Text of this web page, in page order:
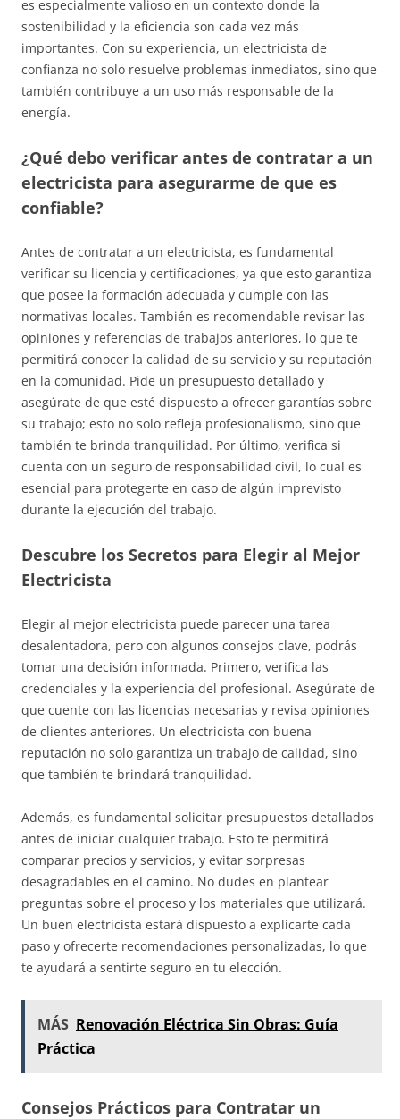
es especialmente valioso en un contexto donde la
sostenibilidad y la eficiencia son cada vez más
importantes. Con su experiencia, un electricista de
confianza no solo resuelve problemas inmediatos, sino que
también contribuye a un uso más responsable de la
energía.
¿Qué debo verificar antes de contratar a un
electricista para asegurarme de que es
confiable?
Antes de contratar a un electricista, es fundamental
verificar su licencia y certificaciones, ya que esto garantiza
que posee la formación adecuada y cumple con las
normativas locales. También es recomendable revisar las
opiniones y referencias de trabajos anteriores, lo que te
permitirá conocer la calidad de su servicio y su reputación
en la comunidad. Pide un presupuesto detallado y
asegúrate de que esté dispuesto a ofrecer garantías sobre
su trabajo; esto no solo refleja profesionalismo, sino que
también te brinda tranquilidad. Por último, verifica si
cuenta con un seguro de responsabilidad civil, lo cual es
esencial para protegerte en caso de algún imprevisto
durante la ejecución del trabajo.
Descubre los Secretos para Elegir al Mejor
Electricista
Elegir al mejor electricista puede parecer una tarea
desalentadora, pero con algunos consejos clave, podrás
tomar una decisión informada. Primero, verifica las
credenciales y la experiencia del profesional. Asegúrate de
que cuente con las licencias necesarias y revisa opiniones
de clientes anteriores. Un electricista con buena
reputación no solo garantiza un trabajo de calidad, sino
que también te brindará tranquilidad.
Además, es fundamental solicitar presupuestos detallados
antes de iniciar cualquier trabajo. Esto te permitirá
comparar precios y servicios, y evitar sorpresas
desagradables en el camino. No dudes en plantear
preguntas sobre el proceso y los materiales que utilizará.
Un buen electricista estará dispuesto a explicarte cada
paso y ofrecerte recomendaciones personalizadas, lo que
te ayudará a sentirte seguro en tu elección.
MÁS Renovación Eléctrica Sin Obras: Guía
Práctica
Consejos Prácticos para Contratar un